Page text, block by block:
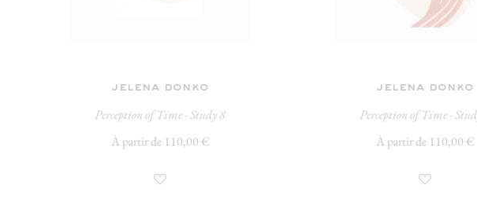
jelena donko
Perception of Time - Study 8
À partir de 110,00 €
jelena donko
Perception of Time -
À partir de 110,00 €